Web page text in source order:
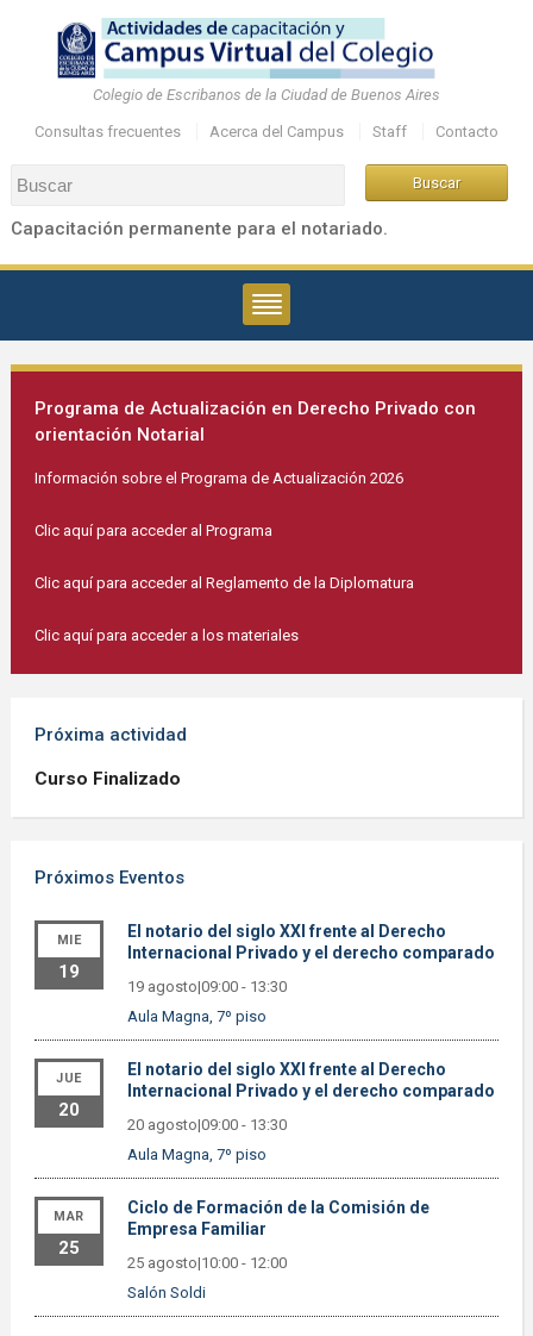
Colegio de Escribanos de la Ciudad de Buenos Aires
Consultas frecuentes Acerca del Campus Staff Contacto
Capacitación permanente para el notariado.
Programa de Actualización en Derecho Privado con
orientación Notarial
Información sobre el Programa de Actualización 2026
Clic aquí para acceder al Programa
Clic aquí para acceder al Reglamento de la Diplomatura
Clic aquí para acceder a los materiales
Próxima actividad
Curso Finalizado
Próximos Eventos
MIE
19
El notario del siglo XXI frente al Derecho
Internacional Privado y el derecho comparado
19 agosto|09:00- 13:30
Aula Magna, 7º piso
JUE
20
El notario del siglo XXI frente al Derecho
Internacional Privado y el derecho comparado
20 agosto|09:00- 13:30
Aula Magna, 7º piso
MAR
25
Ciclo de Formación de la Comisión de
Empresa Familiar
25 agosto|10:00- 12:00
Salón Soldi